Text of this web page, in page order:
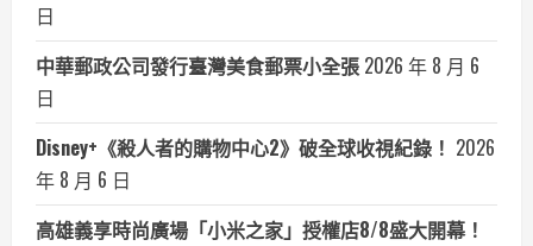
日
中華郵政公司發行臺灣美食郵票小全張 2026 年 8 月 6
日
Disney+《殺人者的購物中心2》破全球收視紀錄！ 2026
年 8 月 6 日
高雄義享時尚廣場「小米之家」授權店8/8盛大開幕！